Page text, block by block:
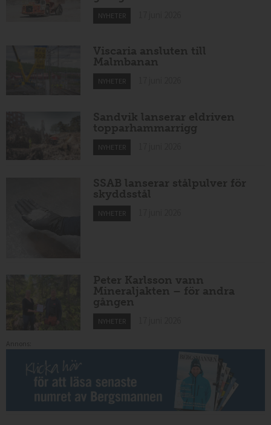
NYHETER
Viscaria ansluten till
Malmbanan
NYHETER
Sandvik lanserar eldriven
topparhammarrigg
NYHETER
SSAB lanserar stålpulver för
skyddsstål
NYHETER
Peter Karlsson vann
Mineraljakten – för andra
gången
NYHETER